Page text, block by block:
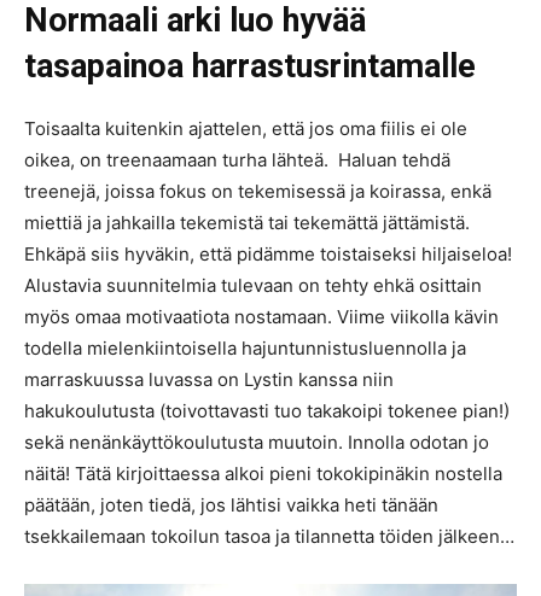
Normaali arki luo hyvää
tasapainoa harrastusrintamalle
Toisaalta kuitenkin ajattelen, että jos oma fiilis ei ole
oikea, on treenaamaan turha lähteä. Haluan tehdä
treenejä, joissa fokus on tekemisessä ja koirassa, enkä
miettiä ja jahkailla tekemistä tai tekemättä jättämistä.
Ehkäpä siis hyväkin, että pidämme toistaiseksi hiljaiseloa!
Alustavia suunnitelmia tulevaan on tehty ehkä osittain
myös omaa motivaatiota nostamaan. Viime viikolla kävin
todella mielenkiintoisella hajuntunnistusluennolla ja
marraskuussa luvassa on Lystin kanssa niin
hakukoulutusta (toivottavasti tuo takakoipi tokenee pian!)
sekä nenänkäyttökoulutusta muutoin. Innolla odotan jo
näitä! Tätä kirjoittaessa alkoi pieni tokokipinäkin nostella
päätään, joten tiedä, jos lähtisi vaikka heti tänään
tsekkailemaan tokoilun tasoa ja tilannetta töiden jälkeen…